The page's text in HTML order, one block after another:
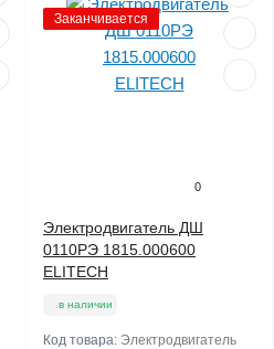
Заканчивается
0
Электродвигатель ДШ
0110РЭ 1815.000600
ELITECH
в наличии
Код товара: Электродвигатель